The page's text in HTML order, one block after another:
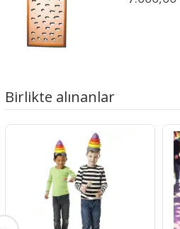
Birlikte alınanlar